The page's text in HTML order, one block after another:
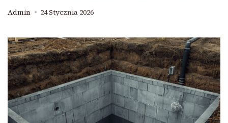
Admin 24 Stycznia 2026